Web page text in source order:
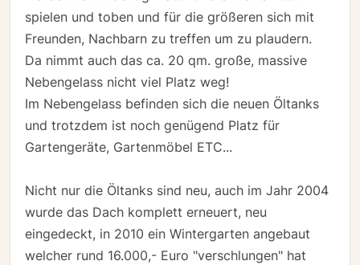
spielen und toben und für die größeren sich mit
Freunden, Nachbarn zu treffen um zu plaudern.
Da nimmt auch das ca. 20 qm. große, massive
Nebengelass nicht viel Platz weg!
Im Nebengelass befinden sich die neuen Öltanks
und trotzdem ist noch genügend Platz für
Gartengeräte, Gartenmöbel ETC...
Nicht nur die Öltanks sind neu, auch im Jahr 2004
wurde das Dach komplett erneuert, neu
eingedeckt, in 2010 ein Wintergarten angebaut
welcher rund 16.000,- Euro "verschlungen" hat